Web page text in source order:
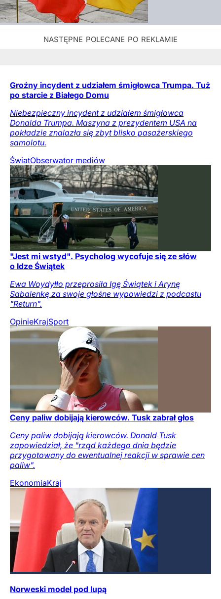
Groźny incydent z udziałem śmigłowca Trumpa. Tuż
po starcie z Białego Domu
Niebezpieczny incydent z udziałem śmigłowca
Donalda Trumpa. Maszyna z prezydentem USA na
pokładzie znalazła się zbyt blisko pasażerskiego
samolotu.
ŚwiatObserwator mediów
"Jest mi wstyd". Psycholog wycofuje się ze słów
o Idze Świątek
Ewa Woydyłło przeprosiła Igę Świątek i Arynę
Sabalenkę za swoje głośne wypowiedzi z podcastu
"Return".
OpinieKrajSport
Ceny paliw dobijają kierowców. Tusk zabrał głos
Ceny paliw dobijają kierowców. Donald Tusk
zapowiedział, że "rząd każdego dnia będzie
przygotowany do ewentualnej reakcji w sprawie cen
paliw".
EkonomiaKraj
Norweski model pod lupą